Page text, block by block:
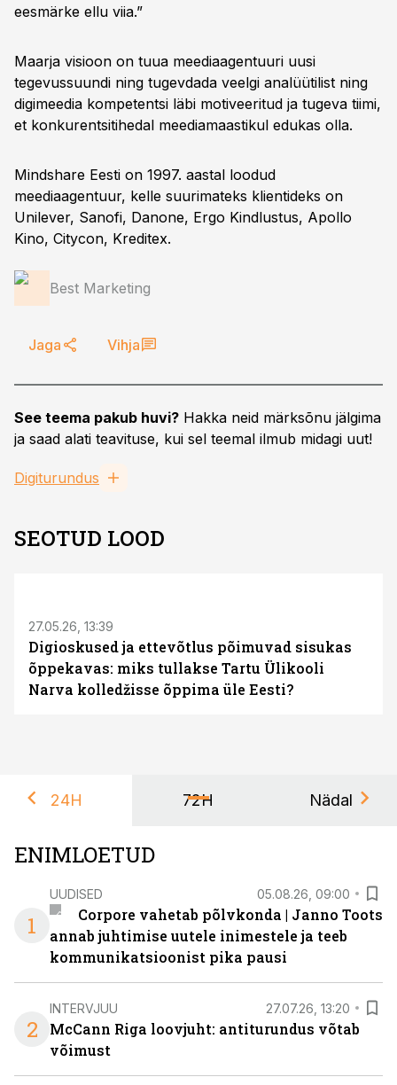
eesmärke ellu viia.”
Maarja visioon on tuua meediaagentuuri uusi
tegevussuundi ning tugevdada veelgi analüütilist ning
digimeedia kompetentsi läbi motiveeritud ja tugeva tiimi,
et konkurentsitihedal meediamaastikul edukas olla.
Mindshare Eesti on 1997. aastal loodud
meediaagentuur, kelle suurimateks klientideks on
Unilever, Sanofi, Danone, Ergo Kindlustus, Apollo
Kino, Citycon, Kreditex.
Best Marketing
Jaga Vihja
See teema pakub huvi? Hakka neid märksõnu jälgima
ja saad alati teavituse, kui sel teemal ilmub midagi uut!
Digiturundus
SEOTUD LOOD
27.05.26, 13:39
Digioskused ja ettevõtlus põimuvad sisukas
õppekavas: miks tullakse Tartu Ülikooli
Narva kolledžisse õppima üle Eesti?
24H 72H Nädal
ENIMLOETUD
1
UUDISED 05.08.26, 09:00
Corpore vahetab põlvkonda | Janno Toots
annab juhtimise uutele inimestele ja teeb
kommunikatsioonist pika pausi
2
INTERVJUU 27.07.26, 13:20
McCann Riga loovjuht: antiturundus võtab
võimust